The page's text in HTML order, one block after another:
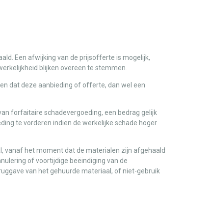
Een afwijking van de prijsofferte is mogelijk,
blijken overeen te stemmen.
dat deze aanbieding of offerte, dan wel een
forfaitaire schadevergoeding, een bedrag gelijk
te vorderen indien de werkelijke schade hoger
vanaf het moment dat de materialen zijn afgehaald
of voortijdige beëindiging van de
van het gehuurde materiaal, of niet-gebruik